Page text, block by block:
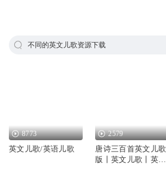
不同的英文儿歌资源下载
8773
英文儿歌/英语儿歌
2579
唐诗三百首英文儿歌
版丨英文儿歌丨英文